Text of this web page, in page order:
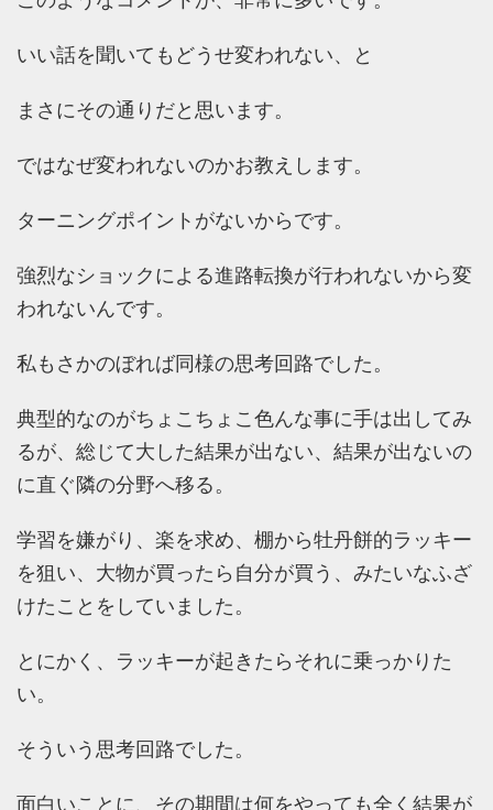
いい話を聞いてもどうせ変われない、と
まさにその通りだと思います。
ではなぜ変われないのかお教えします。
ターニングポイントがないからです。
強烈なショックによる進路転換が行われないから変
われないんです。
私もさかのぼれば同様の思考回路でした。
典型的なのがちょこちょこ色んな事に手は出してみ
るが、総じて大した結果が出ない、結果が出ないの
に直ぐ隣の分野へ移る。
学習を嫌がり、楽を求め、棚から牡丹餅的ラッキー
を狙い、大物が買ったら自分が買う、みたいなふざ
けたことをしていました。
とにかく、ラッキーが起きたらそれに乗っかりた
い。
そういう思考回路でした。
面白いことに、その期間は何をやっても全く結果が